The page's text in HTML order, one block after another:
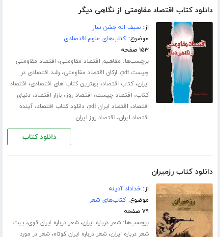
دانلود کتاب اقتصاد مقاومتی از نگاهی دیگر
از:سیف اله جشن ساز
موضوع:کتاب‌های علوم اقتصادی
۱۵۳ صفحه
برچسب‌ها: مفاهیم اقتصاد مقاومتی، اقتصاد مقاومتی
چیست pdf
، ارکان اقتصاد مقاومتی،رشد اقتصادی در
ایران،کتاب اقتصاد،بهترین کتاب های اقتصادی، اقتصاد
کتاب، اقتصاد چیست، اقتصاد روز،بازار اقتصاد،دنیای
اقتصاد، اقتصاد ایران pdf ،دانلود کتاب اقتصاد،آینده
اقتصاد ایران، اقتصاد روز ایران
دانلود کتاب
دانلود کتاب رزمیران
از:خداداد آدینه
موضوع:کتاب‌های شعر
۷۹ صفحه
برچسب‌ها:شعر درباره ایران،شعر درباره ایران قوی،بیت
شعر درباره ایران،شعر درباره ایران کوتاه،شعر در مورد